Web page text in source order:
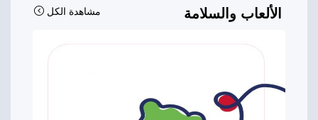
الألعاب والسلامة مشاهدة الكل